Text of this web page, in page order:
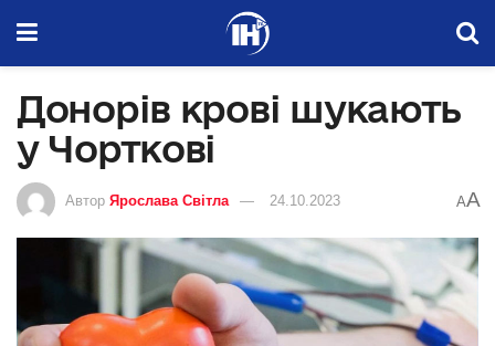
Донорів крові шукають
у Чорткові
Автор Ярослава Світла 24.10.2023 AA